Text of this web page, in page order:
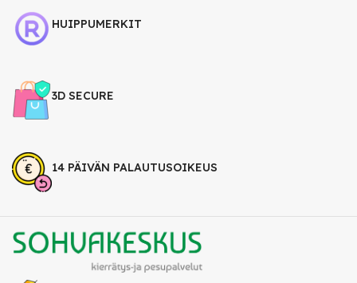
HUIPPUMERKIT
3D SECURE
14 PÄIVÄN PALAUTUSOIKEUS